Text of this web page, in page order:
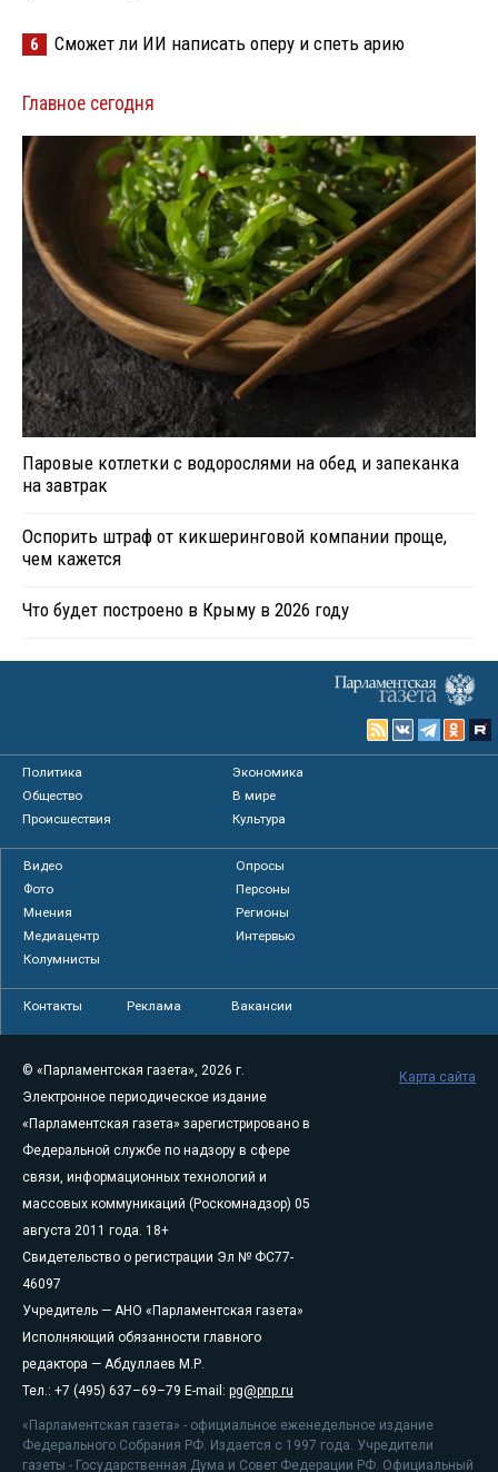
6 Сможет ли ИИ написать оперу и спеть арию
Главное сегодня
Паровые котлетки с водорослями на обед и запеканка
на завтрак
Оспорить штраф от кикшеринговой компании проще,
чем кажется
Что будет построено в Крыму в 2026 году
Политика
Экономика
Общество
В мире
Происшествия
Культура
Видео
Опросы
Фото
Персоны
Мнения
Регионы
Медиацентр
Интервью
Колумнисты
Контакты Реклама Вакансии
© «Парламентская газета», 2026 г.
Электронное периодическое издание
«Парламентская газета» зарегистрировано в
Федеральной службе по надзору в сфере
связи, информационных технологий и
массовых коммуникаций (Роскомнадзор) 05
августа 2011 года. 18+
Свидетельство о регистрации Эл № ФС77-
46097
Учредитель — АНО «Парламентская газета»
Исполняющий обязанности главного
редактора — Абдуллаев М.Р.
Тел.: +7 (495) 637–69–79 E-mail: pg@pnp.ru
«Парламентская газета» - официальное еженедельное издание
Федерального Собрания РФ. Издается с 1997 года. Учредители
газеты - Государственная Дума и Совет Федерации РФ. Официальный
Карта сайта